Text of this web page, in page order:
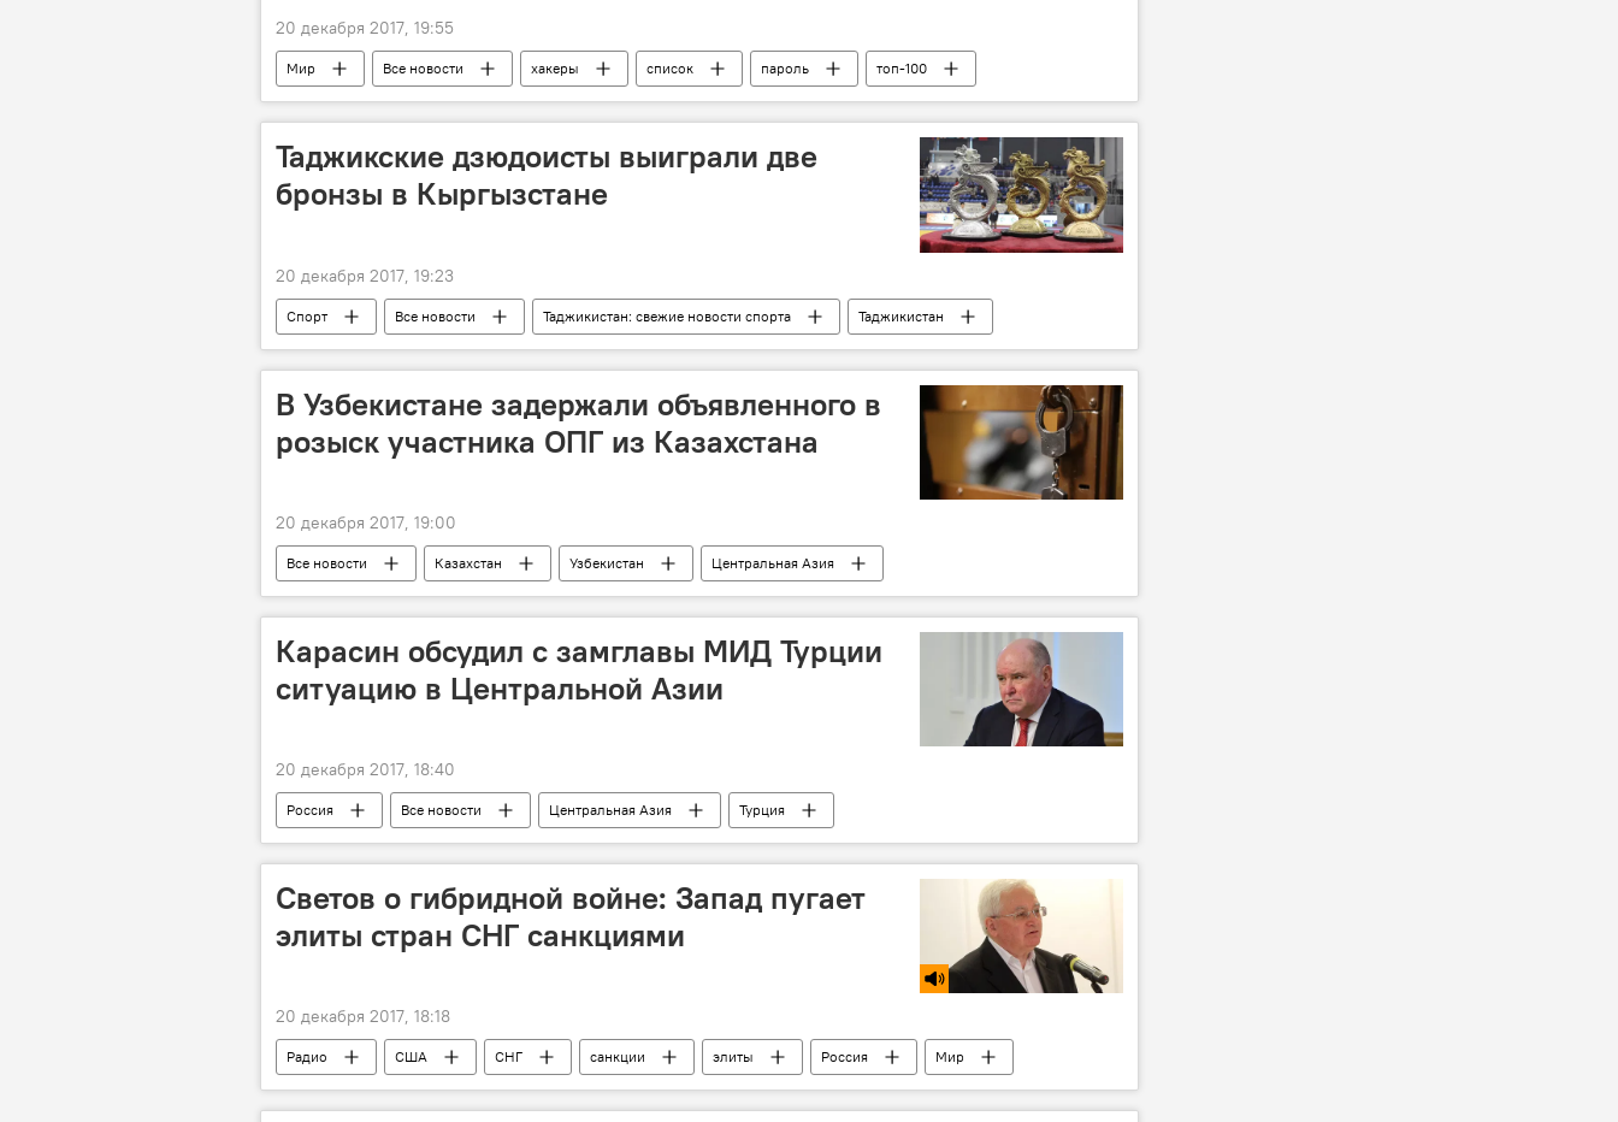
20 декабря 2017, 19:55
Мир Все новости хакеры список пароль
топ-100
соцсети
Таджикские дзюдоисты выиграли две
бронзы в Кыргызстане
20 декабря 2017, 19:23
Спорт Все новости Таджикистан: свежие новости спорта Таджикистан
В Узбекистане задержали объявленного в
розыск участника ОПГ из Казахстана
20 декабря 2017, 19:00
Все новости Казахстан Узбекистан
Центральная Азия
Происшествия, ЧП, криминал
Карасин обсудил с замглавы МИД Турции
ситуацию в Центральной Азии
20 декабря 2017, 18:40
Россия Все новости Центральная Азия Турция
Светов о гибридной войне: Запад пугает
элиты стран СНГ санкциями
20 декабря 2017, 18:18
Радио США СНГ санкции элиты Россия Мир